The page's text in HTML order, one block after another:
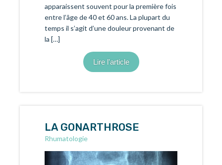
apparaissent souvent pour la première fois
entre l’âge de 40 et 60 ans. La plupart du
temps il s’agit d’une douleur provenant de
la […]
Lire l'article
LA GONARTHROSE
Rhumatologie